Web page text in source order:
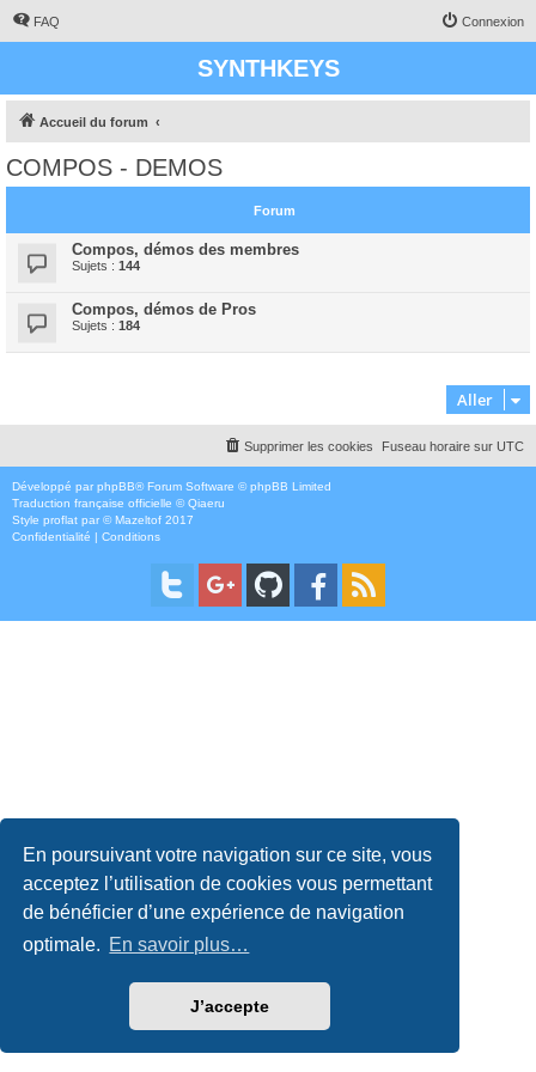
En poursuivant votre navigation sur ce site, vous
acceptez l’utilisation de cookies vous permettant
de bénéficier d’une expérience de navigation
optimale. En savoir plus…
J’accepte
FAQ Connexion
SYNTHKEYS
Accueil du forum
COMPOS - DEMOS
Forum
Compos, démos des membres
Sujets : 144
Compos, démos de Pros
Sujets : 184
Aller
Fuseau horaire sur UTC
Supprimer les cookies
Développé par phpBB® Forum Software © phpBB Limited
Traduction française officielle ©Qiaeru
Style proflat par ©Mazeltof 2017
Confidentialité | Conditions